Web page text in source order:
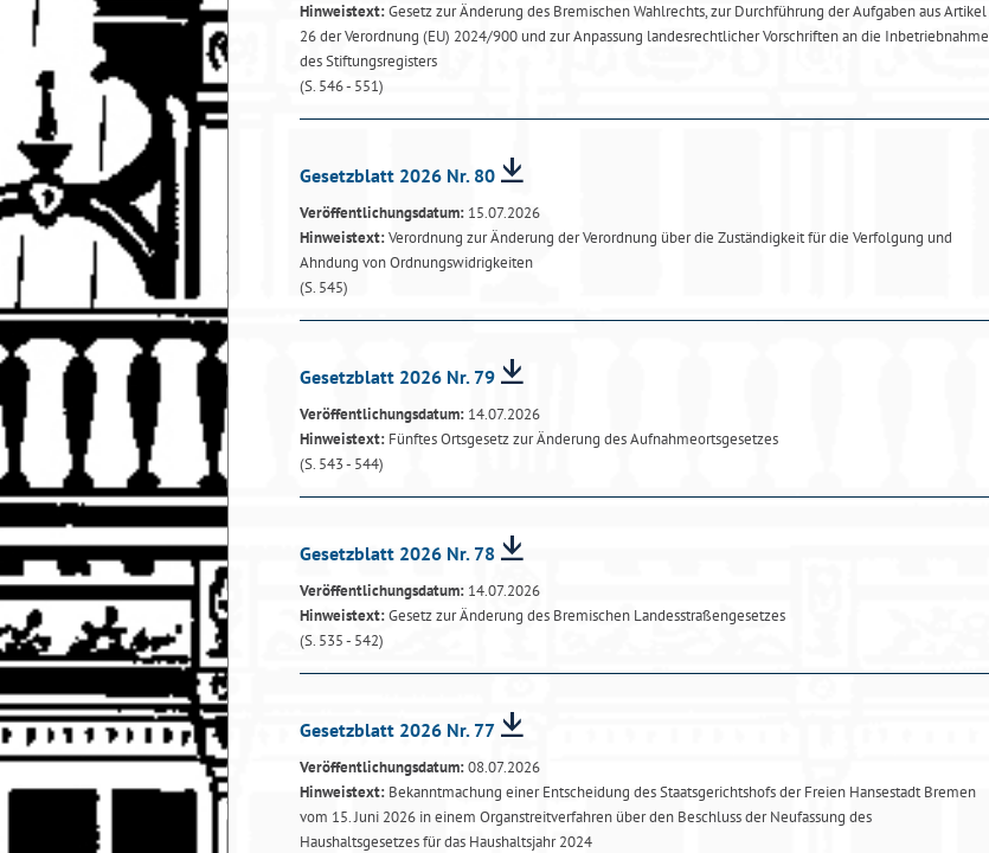
Hinweistext:Gesetz zur Änderung des Bremischen Wahlrechts, zur Durchführung der Aufgaben aus Artikel
26 der Verordnung (EU) 2024/900 und zur Anpassung landesrechtlicher Vorschriften an die Inbetriebnahme
des Stiftungsregisters
(S. 546 - 551)
Gesetzblatt 2026 Nr. 80
Veröffentlichungsdatum: 15.07.2026
Hinweistext:Verordnung zur Änderung der Verordnung über die Zuständigkeit für die Verfolgung und
Ahndung von Ordnungswidrigkeiten
(S. 545)
Gesetzblatt 2026 Nr. 79
Veröffentlichungsdatum: 14.07.2026
Hinweistext: Fünftes Ortsgesetz zur Änderung des Aufnahmeortsgesetzes
(S. 543 - 544)
Gesetzblatt 2026 Nr. 78
Veröffentlichungsdatum: 14.07.2026
Hinweistext:Gesetz zur Änderung des Bremischen Landesstraßengesetzes
(S. 535 - 542)
Gesetzblatt 2026 Nr. 77
Veröffentlichungsdatum:08.07.2026
Hinweistext: Bekanntmachung einer Entscheidung des Staatsgerichtshofs der Freien Hansestadt Bremen
vom 15. Juni 2026 in einem Organstreitverfahren über den Beschluss der Neufassung des
Haushaltsgesetzes für das Haushaltsjahr 2024